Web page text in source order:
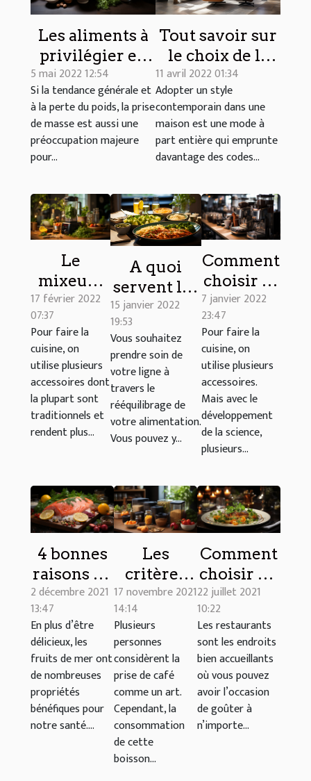
Les aliments à
privilégier en
cuisine pour
prendre du
poids
5 mai 2022 12:54
Si la tendance générale et
à la perte du poids, la prise
de masse est aussi une
préoccupation majeure
pour...
Tout savoir sur
le choix de la
déco
contemporaine
dans une
maison
11 avril 2022 01:34
Adopter un style
contemporain dans une
maison est une mode à
part entière qui emprunte
davantage des codes...
Le
mixeur :
comment
prendre
pour
effectuer
un choix
optimal ?
17 février 2022
07:37
Pour faire la
cuisine, on
utilise plusieurs
accessoires dont
la plupart sont
traditionnels et
rendent plus...
A quoi
servent les
livres de
recettes
Weight
Watchers ?
15 janvier 2022
19:53
Vous souhaitez
prendre soin de
votre ligne à
travers le
rééquilibrage de
votre alimentation.
Vous pouvez y...
Comment
choisir sa
machine à
café ?
7 janvier 2022
23:47
Pour faire la
cuisine, on
utilise plusieurs
accessoires.
Mais avec le
développement
de la science,
plusieurs...
4 bonnes
raisons de
manger
des fruits
de mer
2 décembre 2021
13:47
En plus d’être
délicieux, les
fruits de mer ont
de nombreuses
propriétés
bénéfiques pour
notre santé....
Les
critères
d’achat
d’une
machine à
café à
grain
17 novembre 2021
14:14
Plusieurs
personnes
considèrent la
prise de café
comme un art.
Cependant, la
consommation
de cette
boisson...
Comment
choisir un
bon
restaurant
pour jouir
d’une
bonne
spécialité
culinaire ?
22 juillet 2021
10:22
Les restaurants
sont les endroits
bien accueillants
où vous pouvez
avoir l’occasion
de goûter à
n’importe...